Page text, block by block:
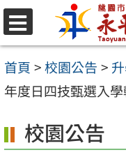
跳
至
主
要
容
區
首頁 >校園公告 >
年度日四技甄選入
校園公告
選
單